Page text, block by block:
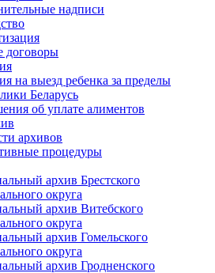
надписи
договоры
на выезд ребенка за пределы
Беларусь
об уплате алиментов
архивов
процедуры
архив Брестского
округа
архив Витебского
округа
архив Гомельского
округа
архив Гродненского